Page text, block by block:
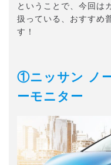
ということで、今回は
扱っている、おすすめ
す！
①ニッサン ノ
ーモニター